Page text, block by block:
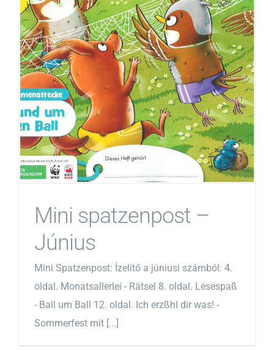
Mini spatzenpost –
Június
Mini Spatzenpost: Ízelítő a júniusi számból: 4.
oldal. Monatsallerlei - Rätsel 8. oldal. Lesespaß
- Ball um Ball 12. oldal. Ich erzßhl dir was! -
Sommerfest mit [...]